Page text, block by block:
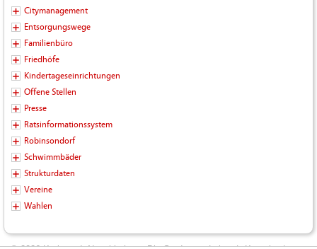
Citymanagement
Entsorgungswege
Familienbüro
Friedhöfe
Kindertageseinrichtungen
Offene Stellen
Presse
Ratsinformationssystem
Robinsondorf
Schwimmbäder
Strukturdaten
Vereine
Wahlen